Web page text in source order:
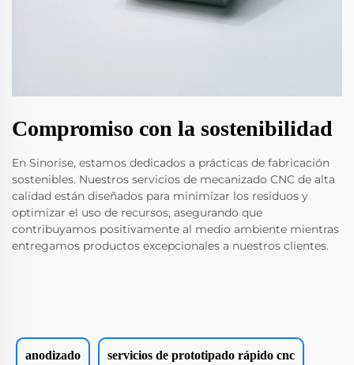
Compromiso con la sostenibilidad
En Sinorise, estamos dedicados a prácticas de fabricación
sostenibles. Nuestros servicios de mecanizado CNC de alta
calidad están diseñados para minimizar los residuos y
optimizar el uso de recursos, asegurando que
contribuyamos positivamente al medio ambiente mientras
entregamos productos excepcionales a nuestros clientes.
anodizado servicios de prototipado rápido cnc